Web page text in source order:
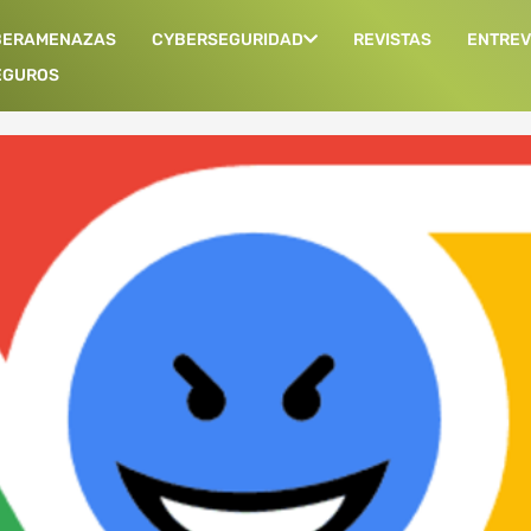
CYBERSEGURIDAD REVISTAS